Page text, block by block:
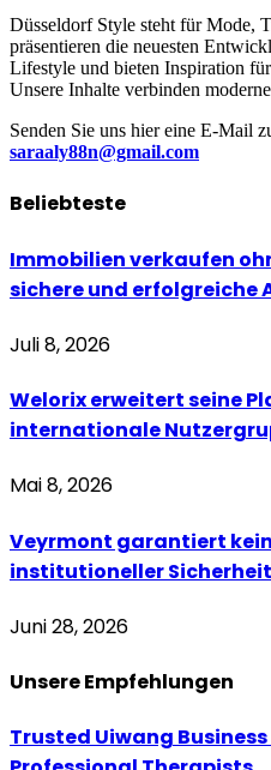
Düsseldorf Style steht für Mode,
präsentieren die neuesten
Lifestyle und bieten Inspiration
Unsere Inhalte verbinden
Senden Sie uns hier eine E-Mail
saraaly88n@gmail.com
Beliebteste
Immobilien verkaufen
sichere und erfolgreiche
Juli 8, 2026
Welorix erweitert seine
internationale
Mai 8, 2026
Veyrmont garantiert
institutioneller Sicherheit
Juni 28, 2026
UnsereEmpfehlungen
Trusted Uiwang